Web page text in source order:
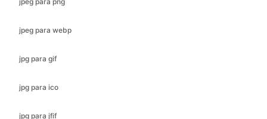
jpg para gif
jpg para ico
jpg para jfif
jpg para bmp